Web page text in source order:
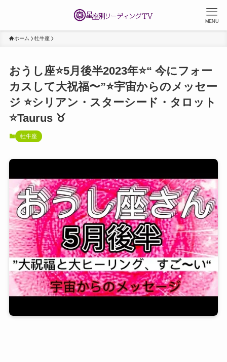
MENU
ホーム 牡牛座
おうし座⭐️5月後半2023年⭐️“ 今にフォー
カスして大祝福〜”⭐️宇宙からのメッセー
ジ ⭐️シリアン・スターシード・タロット
⭐️Taurus ♉️
牡牛座